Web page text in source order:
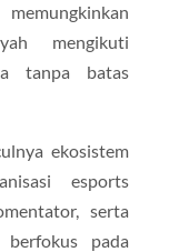
mengikuti
tanpa batas
ekosistem
esports
serta
pada